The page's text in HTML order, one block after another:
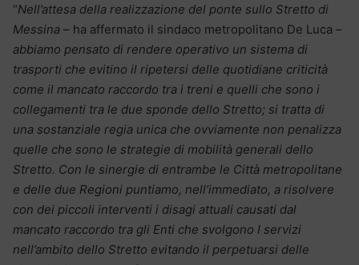
“Nell’attesa della realizzazione del ponte sullo Stretto di
Messina – ha affermato il sindaco metropolitano De Luca –
abbiamo pensato di rendere operativo un sistema di
trasporti che evitino il ripetersi delle quotidiane criticità
come il mancato raccordo tra i treni e quelli che sono i
collegamenti tra le due sponde dello Stretto; si tratta di
una sostanziale regia unica che ovviamente non penalizza
quelle che sono le strategie di mobilità generali dello
Stretto. Con le sinergie di entrambe le Città metropolitane
e delle due Regioni puntiamo, nell’immediato, a risolvere
con dei piccoli interventi i disagi attuali causati dal
mancato raccordo tra gli Enti che svolgono I servizi
nell’ambito dello Stretto evitando il perpetuarsi delle